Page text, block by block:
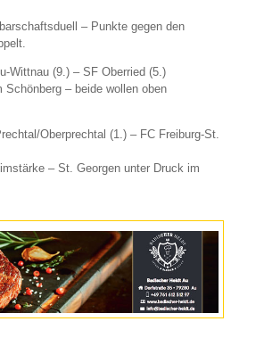
– Punkte gegen den
Wittnau (9.) – SF Oberried (5.)
– beide wollen oben
Oberprechtal (1.) – FC Freiburg-St.
– St. Georgen unter Druck im